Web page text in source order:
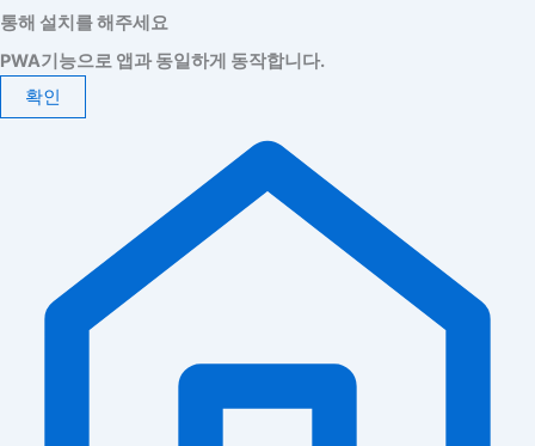
통해 설치를 해주세요
PWA기능으로 앱과 동일하게 동작합니다.
확인